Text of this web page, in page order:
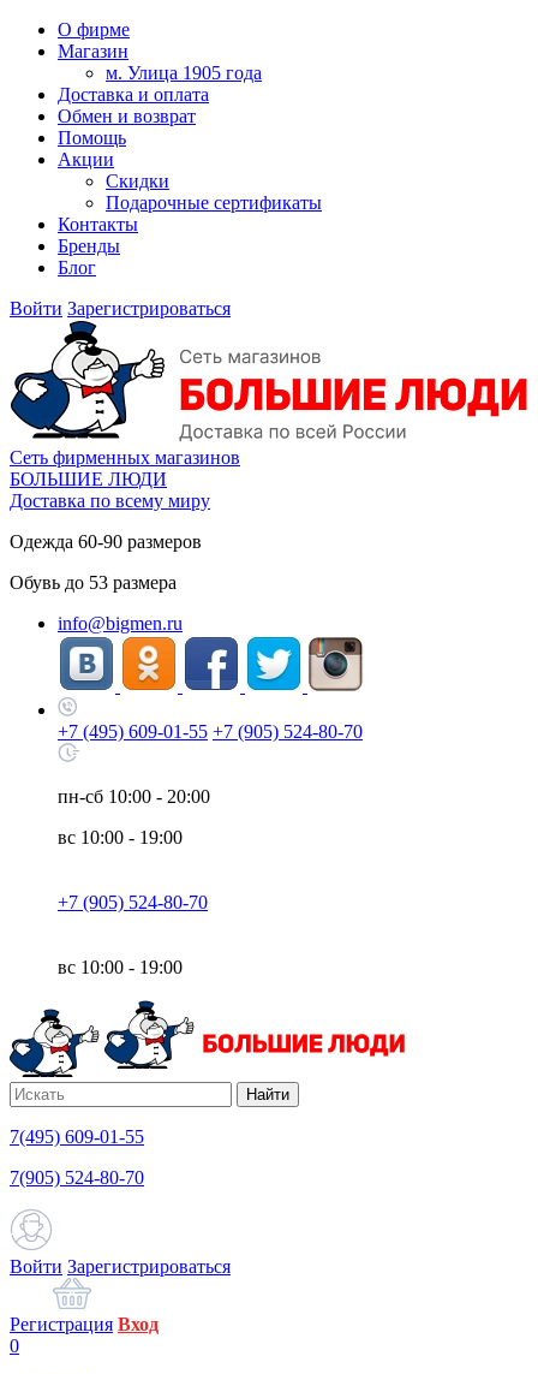
О фирме
Магазин
м. Улица 1905 года
Доставка и оплата
Обмен и возврат
Помощь
Акции
Скидки
Подарочные сертификаты
Контакты
Бренды
Блог
Войти Зарегистрироваться
Сеть фирменных магазинов
БОЛЬШИЕ ЛЮДИ
Доставка по всему миру
Одежда 60-90 размеров
Обувь до 53 размера
info@bigmen.ru
+7 (495) 609-01-55 +7 (905) 524-80-70
пн-сб 10:00 - 20:00
вс 10:00 - 19:00
+7 (905) 524-80-70
вс 10:00 - 19:00
Найти
7(495) 609-01-55
7(905) 524-80-70
Войти Зарегистрироваться
Регистрация Вход
0